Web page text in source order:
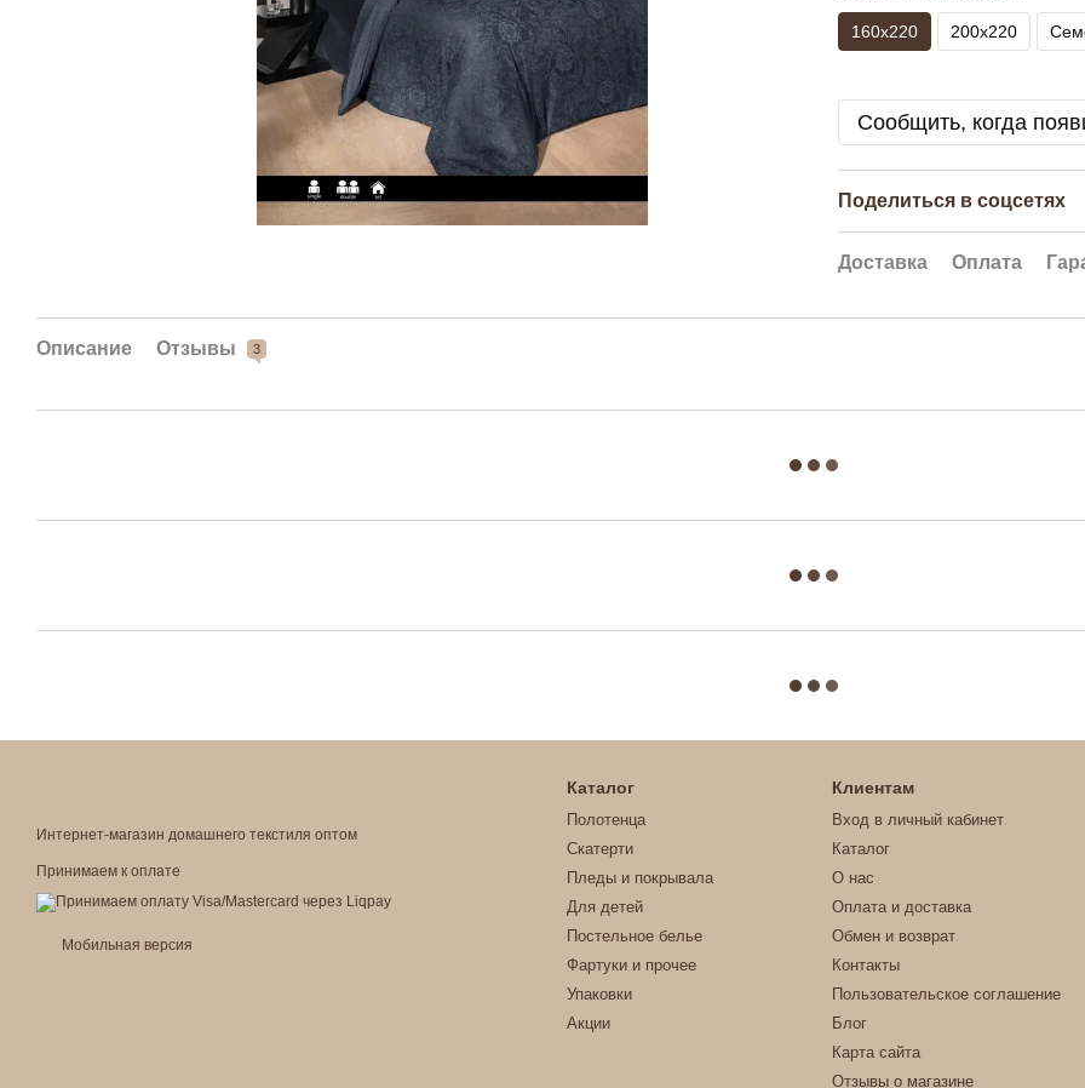
160x220 200x220
Сообщить, когда
Поделиться в соцсетях
Доставка Оплата
Описание Отзывы 3
Интернет-магазин домашнего текстиля оптом
Принимаем к оплате
Мобильная версия
Каталог
Полотенца
Скатерти
Пледы и покрывала
Для детей
Постельное белье
Фартуки и прочее
Упаковки
Акции
Клиентам
Вход в личный кабинет
Каталог
О нас
Оплата и доставка
Обмен и возврат
Контакты
Пользовательское соглашение
Блог
Карта сайта
Отзывы о магазине